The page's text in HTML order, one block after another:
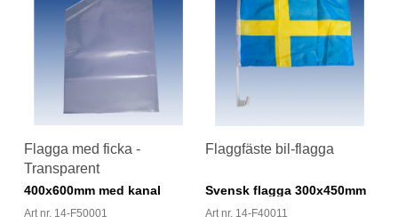
Flagga med ficka -
Transparent
400x600mm med kanal
Art nr. 14-F50001
Flaggfäste bil-flagga
Svensk flagga 300x450mm
Art nr. 14-F40011